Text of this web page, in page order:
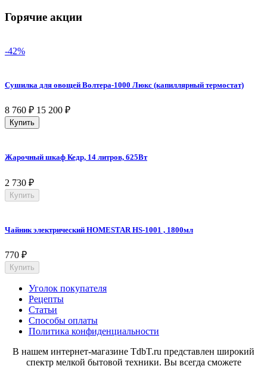
Горячие акции
-42%
Сушилка для овощей Волтера-1000 Люкс (капиллярный термостат)
8 760 ₽ 15 200 ₽
Купить
Жарочный шкаф Кедр, 14 литров, 625Вт
2 730 ₽
Купить
Чайник электрический HOMESTAR HS-1001 , 1800мл
770 ₽
Купить
Уголок покупателя
Рецепты
Статьи
Способы оплаты
Политика конфиденциальности
В нашем интернет-магазине TdbT.ru представлен широкий
спектр мелкой бытовой техники. Вы всегда сможете